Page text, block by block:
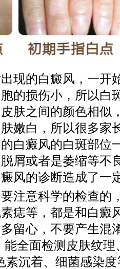
的白癜风，一开
的损伤小，所以白
肤之间的颜色相似
嫩白，所以很多家
白癜风的白斑部位
屑或者是萎缩等不
风的诊断造成了一
意科学的检查的
痣等，都是和白癜
留心，不要产生混
能全面检测皮肤纹
素沉着、细菌感染